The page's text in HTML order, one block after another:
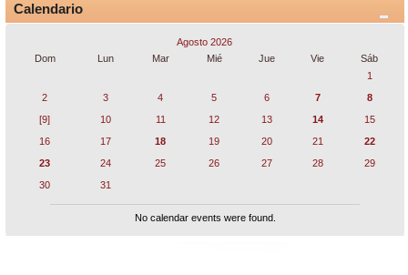
Calendario
Agosto 2026
Dom
Lun Mar Mié Jue Vie
Sáb
1
2
3 4 5 6 7
8
[9]
10 11 12 13 14
15
16
17 18 19 20 21
22
23
24 25 26 27 28
29
30
31
No calendar events were found.